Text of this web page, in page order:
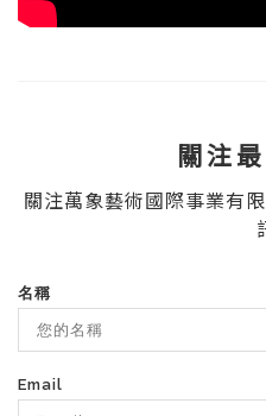
關注
關注萬象藝術國際事業有
名稱
Email